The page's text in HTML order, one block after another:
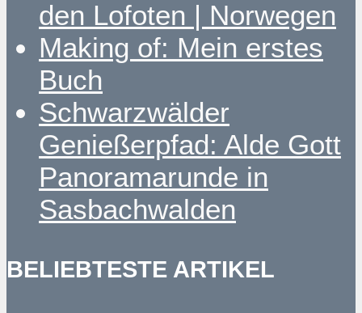
den Lofoten | Norwegen
Making of: Mein erstes
Buch
Schwarzwälder
Genießerpfad: Alde Gott
Panoramarunde in
Sasbachwalden
BELIEBTESTE ARTIKEL